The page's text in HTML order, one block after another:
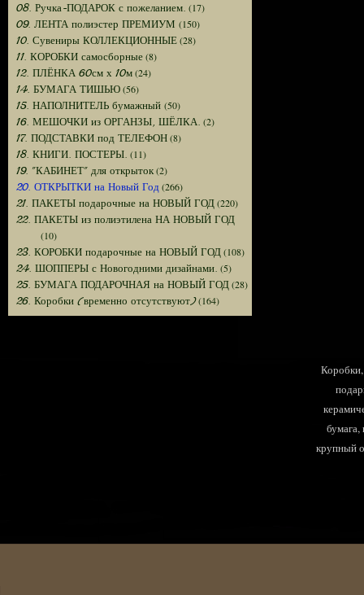
08. Ручка-ПОДАРОК с пожеланием. (17)
09. ЛЕНТА полиэстер ПРЕМИУМ (150)
10. Сувениры КОЛЛЕКЦИОННЫЕ(28)
11. КОРОБКИ самосборные(8)
12. ПЛЁНКА 60см х 10м(24)
14. БУМАГА ТИШЬЮ(56)
15. НАПОЛНИТЕЛЬ бумажный (50)
16. МЕШОЧКИ из ОРГАНЗЫ, ШЁЛКА. (2)
17. ПОДСТАВКИ под ТЕЛЕФОН(8)
18. КНИГИ. ПОСТЕРЫ. (11)
19. "КАБИНЕТ" для открыток(2)
20. ОТКРЫТКИ на Новый Год (266)
21. ПАКЕТЫ подарочные на НОВЫЙ ГОД(220)
22. ПАКЕТЫ из полиэтилена НА НОВЫЙ ГОД
(10)
23. КОРОБКИ подарочные на НОВЫЙ ГОД(108)
24. ШОППЕРЫ с Новогодними дизайнами. (5)
25. БУМАГА ПОДАРОЧНАЯ на НОВЫЙ ГОД(28)
26. Коробки (временно отсутствуют)(164)
крупный